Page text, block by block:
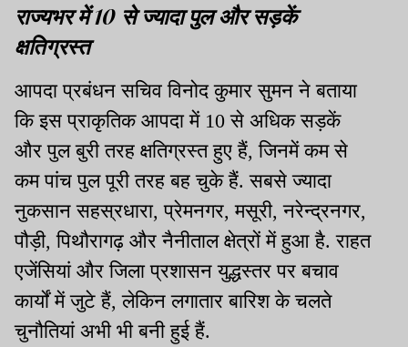
राज्यभर में 10 से ज्यादा पुल और सड़कें
क्षतिग्रस्त
आपदा प्रबंधन सचिव विनोद कुमार सुमन ने बताया
कि इस प्राकृतिक आपदा में 10 से अधिक सड़कें
और पुल बुरी तरह क्षतिग्रस्त हुए हैं, जिनमें कम से
कम पांच पुल पूरी तरह बह चुके हैं. सबसे ज्यादा
नुकसान सहस्रधारा, प्रेमनगर, मसूरी, नरेन्द्रनगर,
पौड़ी, पिथौरागढ़ और नैनीताल क्षेत्रों में हुआ है. राहत
एजेंसियां और जिला प्रशासन युद्धस्तर पर बचाव
कार्यों में जुटे हैं, लेकिन लगातार बारिश के चलते
चुनौतियां अभी भी बनी हुई हैं.